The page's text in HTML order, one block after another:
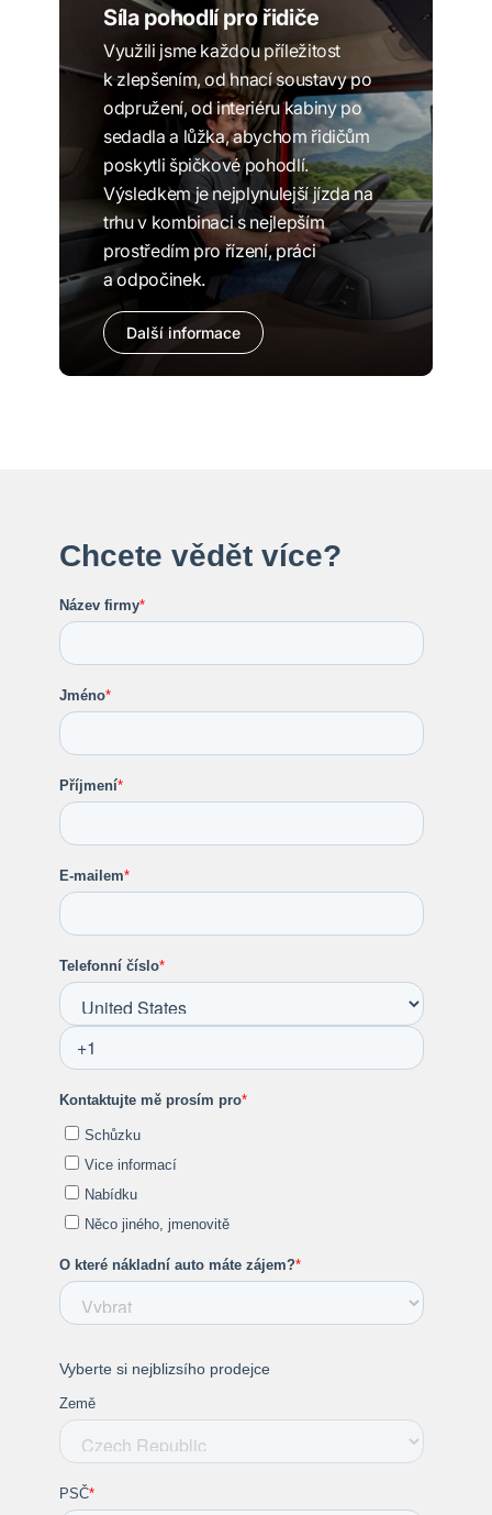
Síla pohodlí pro řidiče
Využili jsme každou příležitost
k zlepšením, od hnací soustavy po
odpružení, od interiéru kabiny po
sedadla a lůžka, abychom řidičům
poskytli špičkové pohodlí.
Výsledkem je nejplynulejší jízda na
trhu v kombinaci s nejlepším
prostředím pro řízení, práci
a odpočinek.
Další informace